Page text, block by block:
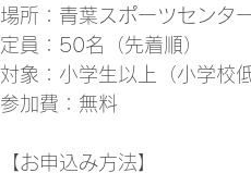
場所：青葉スポーツセンタ
定員：50名（先着順）
対象：小学生以上（小学校
参加費：無料
【お申込み方法】